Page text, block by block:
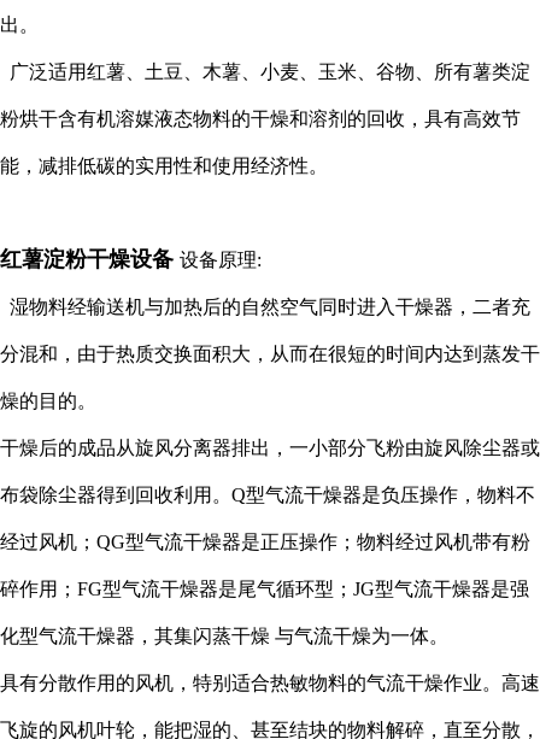
出。
广泛适用红薯、土豆、木薯、小麦、玉米、谷物、所有薯类淀
粉烘干含有机溶媒液态物料的干燥和溶剂的回收，具有高效节
能，减排低碳的实用性和使用经济性。
红薯淀粉干燥设备 设备原理:
湿物料经输送机与加热后的自然空气同时进入干燥器，二者充
分混和，由于热质交换面积大，从而在很短的时间内达到蒸发干
燥的目的。
干燥后的成品从旋风分离器排出，一小部分飞粉由旋风除尘器或
布袋除尘器得到回收利用。Q型气流干燥器是负压操作，物料不
经过风机；QG型气流干燥器是正压操作；物料经过风机带有粉
碎作用；FG型气流干燥器是尾气循环型；JG型气流干燥器是强
化型气流干燥器，其集闪蒸干燥 与气流干燥为一体。
具有分散作用的风机，特别适合热敏物料的气流干燥作业。高速
飞旋的风机叶轮，能把湿的、甚至结块的物料解碎，直至分散，